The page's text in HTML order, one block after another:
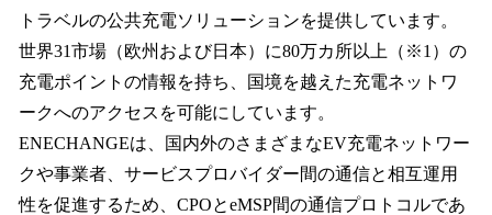
トラベルの公共充電ソリューションを提供しています。
世界31市場（欧州および日本）に80万カ所以上（※1）の
充電ポイントの情報を持ち、国境を越えた充電ネットワ
ークへのアクセスを可能にしています。
ENECHANGEは、国内外のさまざまなEV充電ネットワー
クや事業者、サービスプロバイダー間の通信と相互運用
性を促進するため、CPOとeMSP間の通信プロトコルであ